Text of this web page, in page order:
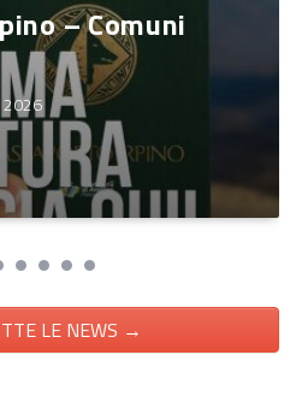
– Comuni
2026
LE NEWS →